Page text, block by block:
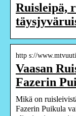
Ruisleipä,
http s://
Vaasan
Fazerin
Mikä on
Fazerin Puikula